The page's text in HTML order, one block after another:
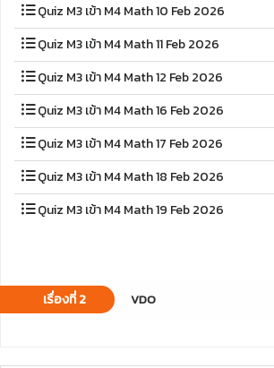
Quiz M3 เข้า M4 Math 10 Feb 2026
Quiz M3 เข้า M4 Math 11 Feb 2026
Quiz M3 เข้า M4 Math 12 Feb 2026
Quiz M3 เข้า M4 Math 16 Feb 2026
Quiz M3 เข้า M4 Math 17 Feb 2026
Quiz M3 เข้า M4 Math 18 Feb 2026
Quiz M3 เข้า M4 Math 19 Feb 2026
เรื่องที่ 2 VDO